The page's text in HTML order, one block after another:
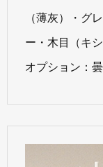
（薄灰）・グ
ー・木目（キ
オプション：